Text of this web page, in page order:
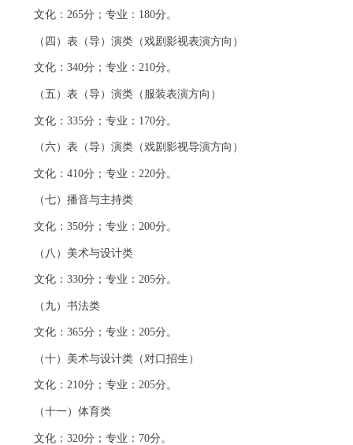
文化：265分；专业：180分。
（四）表（导）演类（戏剧影视表演方向）
文化：340分；专业：210分。
（五）表（导）演类（服装表演方向）
文化：335分；专业：170分。
（六）表（导）演类（戏剧影视导演方向）
文化：410分；专业：220分。
（七）播音与主持类
文化：350分；专业：200分。
（八）美术与设计类
文化：330分；专业：205分。
（九）书法类
文化：365分；专业：205分。
（十）美术与设计类（对口招生）
文化：210分；专业：205分。
（十一）体育类
文化：320分；专业：70分。